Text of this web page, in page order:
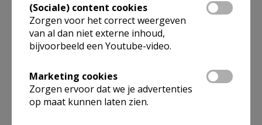
In deze kerk vinden geen weekendvieringen plaats. Via de
onderstaande lijst kan je het aanbod van kerken in de buurt
raadplegen.
Niet gevonden wat je zocht? Hier vind je
links naar kerken, eventueel van andere
(Sociale) content cookies
Zorgen voor het correct weergeven
van al dan niet externe inhoud,
bijvoorbeeld een Youtube-video.
Marketing cookies
Zorgen ervoor dat we je advertenties
op maat kunnen laten zien.